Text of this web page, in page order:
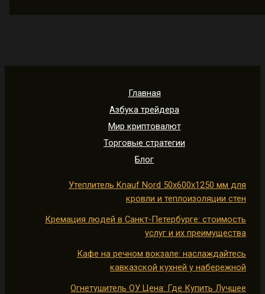
Главная
Азбука трейдера
Мир криптовалют
Торговые стратегии
Блог
Утеплитель Knauf Nord 50х600х1250 мм для
кровли и теплоизоляции стен
Кремация людей в Санкт-Петербурге: стоимость
услуг и их преимущества
Кафе на речном вокзале: наслаждайтесь
кавказской кухней у набережной
Огнетушитель ОУ Цена: Где Купить Лучшее